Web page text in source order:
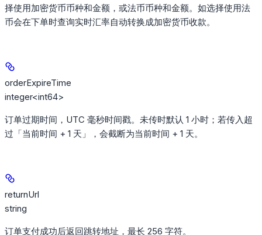
择使用加密货币币种和金额，或法币币种和金额。如选择使用法
币会在下单时查询实时汇率自动转换成加密货币收款。
orderExpireTime
integer<int64>
订单过期时间，UTC 毫秒时间戳。未传时默认 1 小时；若传入超
过「当前时间 + 1 天」，会截断为当前时间 + 1 天。
returnUrl
string
订单支付成功后返回跳转地址，最长 256 字符。